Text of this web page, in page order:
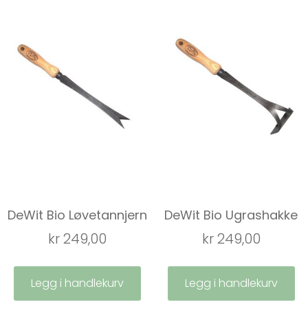
DeWit Bio Løvetannjern
kr249,00
Legg i handlekurv
DeWit Bio Ugrashakke
kr249,00
Legg i handlekurv